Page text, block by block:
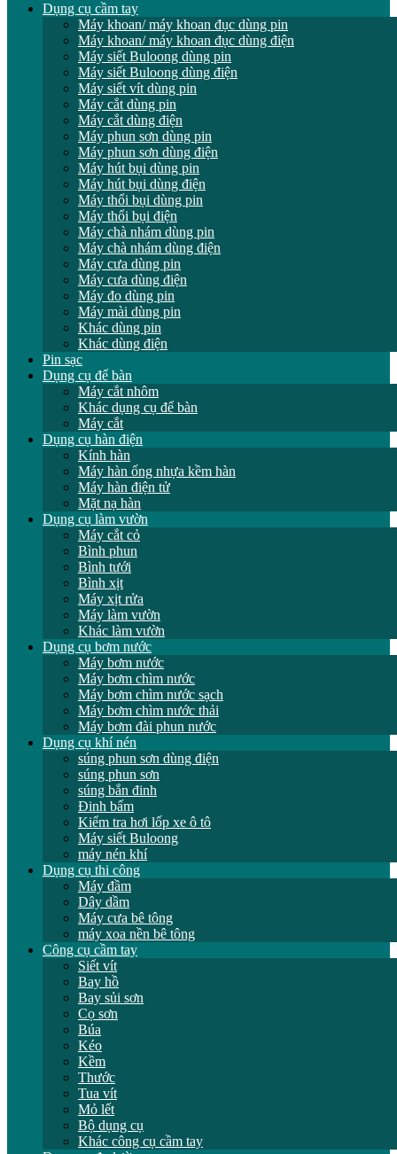
Dụng cụ cầm tay
Máy khoan/ máy khoan đục dùng pin
Máy khoan/ máy khoan đục dùng điện
Máy siết Buloong dùng pin
Máy siết Buloong dùng điện
Máy siết vít dùng pin
Máy cắt dùng pin
Máy cắt dùng điện
Máy phun sơn dùng pin
Máy phun sơn dùng điện
Máy hút bụi dùng pin
Máy hút bụi dùng điện
Máy thổi bụi dùng pin
Máy thổi bụi điện
Máy chà nhám dùng pin
Máy chà nhám dùng điện
Máy cưa dùng pin
Máy cưa dùng điện
Máy đo dùng pin
Máy mài dùng pin
Khác dùng pin
Khác dùng điện
Pin sạc
Dụng cụ để bàn
Máy cắt nhôm
Khác dụng cụ để bàn
Máy cắt
Dụng cụ hàn điện
Kính hàn
Máy hàn ống nhựa kềm hàn
Máy hàn điện tử
Mặt nạ hàn
Dụng cụ làm vườn
Máy cắt cỏ
Bình phun
Bình tưới
Bình xịt
Máy xịt rửa
Máy làm vườn
Khác làm vườn
Dụng cụ bơm nước
Máy bơm nước
Máy bơm chìm nước
Máy bơm chìm nước sạch
Máy bơm chìm nước thải
Máy bơm đài phun nước
Dụng cụ khí nén
súng phun sơn dùng điện
súng phun sơn
súng bắn đinh
Đinh bấm
Kiểm tra hơi lốp xe ô tô
Máy siết Buloong
máy nén khí
Dụng cụ thi công
Máy đầm
Dây dầm
Máy cưa bê tông
máy xoa nền bê tông
Công cụ cầm tay
Siết vít
Bay hồ
Bay sủi sơn
Cọ sơn
Búa
Kéo
Kềm
Thước
Tua vít
Mỏ lết
Bộ dụng cụ
Khác công cụ cầm tay